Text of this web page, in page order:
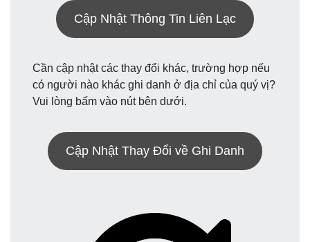
Cập Nhật Thông Tin Liên Lạc
Cần cập nhật các thay đổi khác, trường hợp nếu
có người nào khác ghi danh ở địa chỉ của quý vị?
Vui lòng bấm vào nút bên dưới.
Cập Nhật Thay Đổi về Ghi Danh